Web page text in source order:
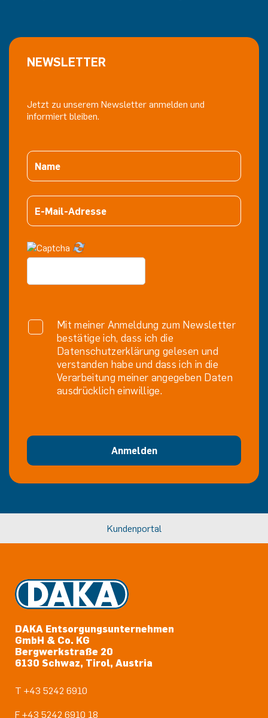
NEWSLETTER
Jetzt zu unserem Newsletter anmelden und
informiert bleiben.
Mit meiner Anmeldung zum Newsletter
bestätige ich, dass ich die
Datenschutzerklärung gelesen und
verstanden habe und dass ich in die
Verarbeitung meiner angegeben Daten
ausdrücklich einwillige.
Anmelden
Kundenportal
DAKA Entsorgungsunternehmen
GmbH & Co. KG
Bergwerkstraße 20
6130 Schwaz, Tirol, Austria
T +43 5242 6910
F +43 5242 6910 18